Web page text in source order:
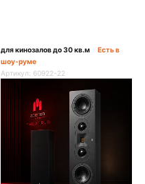
для кинозалов до 30 кв.м
Есть в
шоу-руме
Артикул: 60922-22